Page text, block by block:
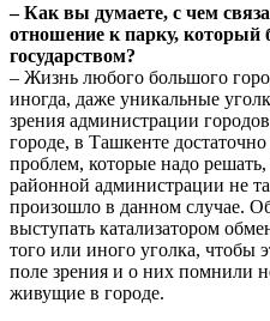
– Как вы думаете, с чем
отношение к парку, который
государством?
– Жизнь любого большого
иногда, даже уникальные
зрения администрации
городе, в Ташкенте
проблем, которые надо
районной администрации не
произошло в данном случае.
выступать катализатором
того или иного уголка, чтобы
поле зрения и о них помнили
живущие в городе.